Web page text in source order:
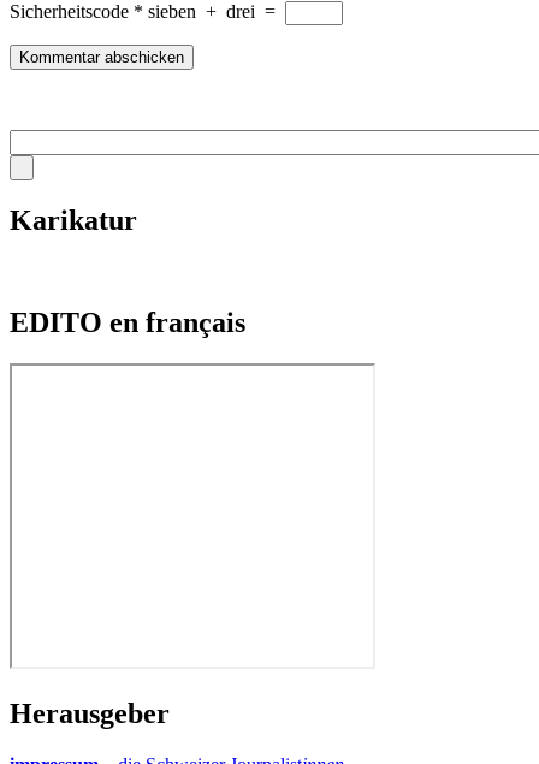
Sicherheitscode * sieben + drei =
Karikatur
EDITO en français
Herausgeber